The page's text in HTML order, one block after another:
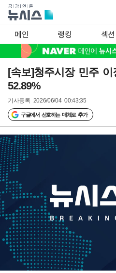
메인 랭킹 섹션
[속보]청주시장 민주
52.89%
기사등록 2026/06/04 00:43:35
구글에서 선호하는 매체로 추가